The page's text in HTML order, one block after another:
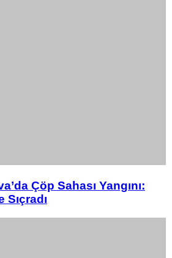
Çöp Sahası Yangını: